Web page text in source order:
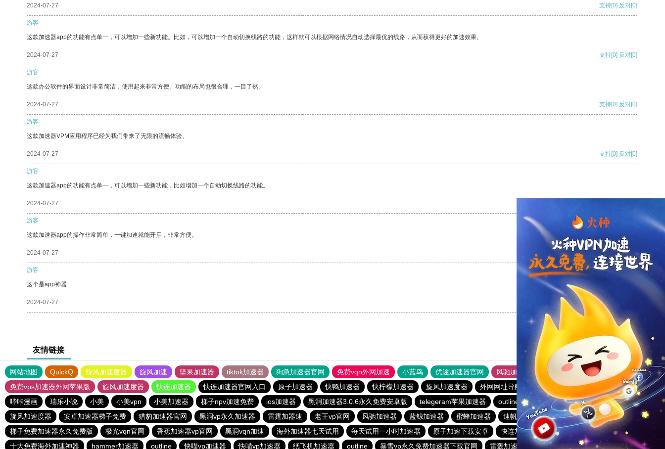
2024-07-27 支持[0] 反对[0]
游客
这款加速器app的功能有点单一，可以增加一些新功能。比如，可以增加一个自动切换线路的功能，这样就可以根据网络情况自动选择最优的线路，从而获得更好的加速效果。
2024-07-27 支持[0] 反对[0]
游客
这款办公软件的界面设计非常简洁，使用起来非常方便。功能的布局也很合理，一目了然。
2024-07-27 支持[0] 反对[0]
游客
这款加速器VPM应用程序已经为我们带来了无限的流畅体验。
2024-07-27 支持[0] 反对[0]
游客
这款加速器app的功能有点单一，可以增加一些新功能，比如增加一个自动切换线路的功能。
2024-07-27
游客
这款加速器app的操作非常简单，一键加速就能开启，非常方便。
2024-07-27 支持 [0] 反对 [0]
游客
这个是app神器
2024-07-27 支持
友情链接
网站地图 QuickQ 旋风加速度器 旋风加速 坚果加速器 tiktok加速器 狗急加速器官网 免费vqn外网加速 小蓝鸟 优途加速器官网 风驰加速器
旋风加速器
免费vps加速器外网苹果版
旋风加速度器 快连加速器 快连加速器官网入口 原子加速器 快鸭加速器 快柠檬加速器 旋风加速度器 外网网址导航 软件中心 雷霆加速
狂飙加速器
哔咔漫画
瑞乐小说 小美 小美vpn 小美加速器 梯子npv加速免费 ios加速器 黑洞加速器3.0.6永久免费安卓版 telegeram苹果加速器 outline
永久不收费的vp加速器2023
旋风加速度器
安卓加速器梯子免费 猎豹加速器官网 黑洞vp永久加速器 雷霆加器速 老王vp官网 风驰加速器 蓝鲸加速器 蜜蜂加速器 速帆加速器
免费vqn加速外网
梯子免费加速器永久免费版
极光vqn官网 香蕉加速器vp官网 黑洞vqn加速 海外加速器七天试用 每天试用一小时加速器 原子加速下载安卓 快连加速器app
飞鸟加速器
十大免费海外加速神器
hammer加速器 outline 快喵vp加速器 快喵vp加速器 纸飞机加速器 outline 暴雪vp永久免费加速器下载官网 雷轰加速器 蚂蚁加速器 tyl加速器官网